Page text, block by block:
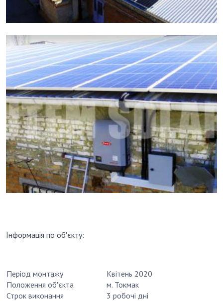
Інформація по об'єкту:
Період монтажу
Квітень 2020
Положення об'єкта
м. Токмак
Строк виконання
3 робочі дні